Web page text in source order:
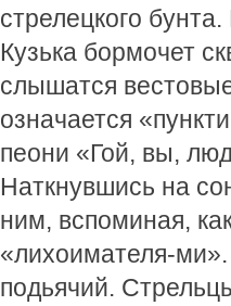
стрелецкого
Кузька бормочет
слышатся
означается
пеони «Гой, вы,
Наткнувшись на
ним, вспоминая,
«лихоимателя-
подьячий.